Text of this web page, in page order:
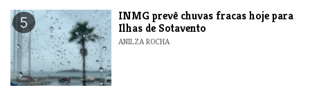
5
INMG prevê chuvas fracas hoje para
Ilhas de Sotavento
ANILZA ROCHA